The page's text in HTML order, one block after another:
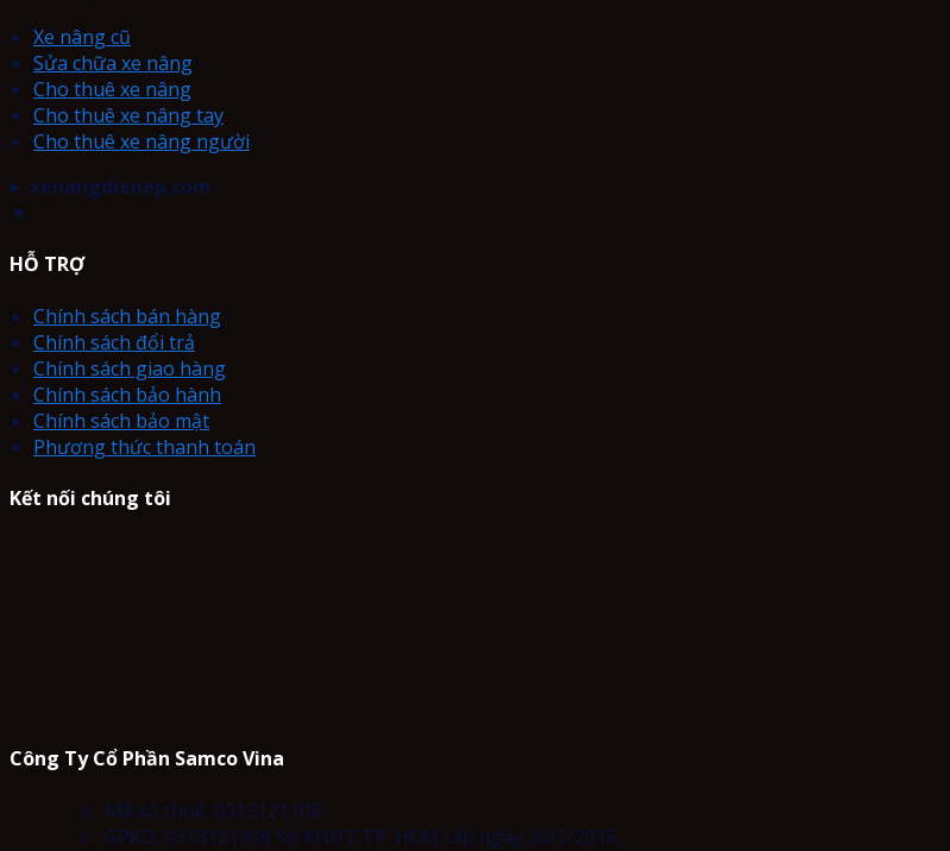
Xe nâng cũ
Sửa chữa xe nâng
Cho thuê xe nâng
Cho thuê xe nâng tay
Cho thuê xe nâng người
xenangdienep.com
▼
HỖ TRỢ
Chính sách bán hàng
Chính sách đổi trả
Chính sách giao hàng
Chính sách bảo hành
Chính sách bảo mật
Phương thức thanh toán
Kết nối chúng tôi
Công Ty Cổ Phần Samco Vina
Mã số thuế: 0313121108
GPKD: 0313121108 Sở KHĐT TP. HCM cấp ngày 30/1/2015.